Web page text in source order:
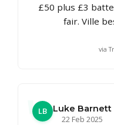
£50 plus £3
fair. Ville
via
LB
Luke Barnett
22 Feb 2025